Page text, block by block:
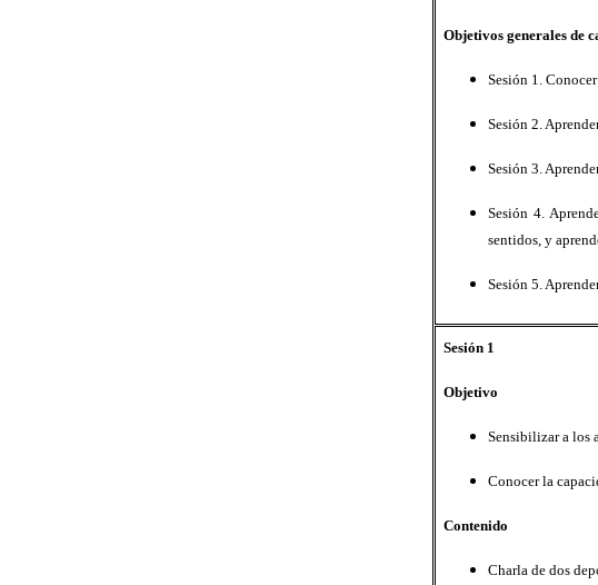
Objetivos generales de
Sesión 1.
Sesión 2.
Sesión 3.
Sesión 4.
sentidos, y
Sesión 5.
Sesión 1
Objetivo
Sensibilizar a los
Conocer la
Contenido
Charla de dos